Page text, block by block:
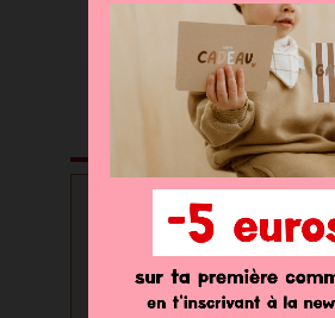
Déclinaisons
Souhaitez-vous
votre produit ?